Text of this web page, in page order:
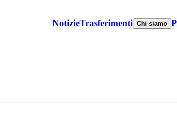
NotizieTrasferimenti Chi siamo